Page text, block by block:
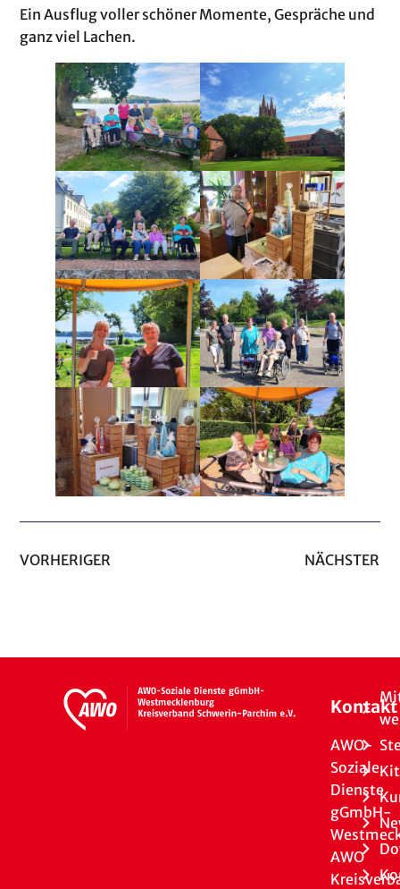
Ein Ausflug voller schöner Momente, Gespräche und
ganz viel Lachen.
VORHERIGER NÄCHSTER
Kontakt
AWO-
Soziale
Dienste
gGmbH-
AWO